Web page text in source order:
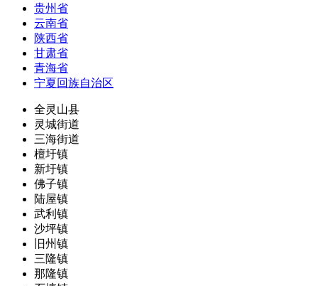
贵州省
云南省
陕西省
甘肃省
青海省
宁夏回族自治区
全灵山县
灵城街道
三海街道
檀圩镇
新圩镇
佛子镇
陆屋镇
武利镇
沙坪镇
旧州镇
三隆镇
那隆镇